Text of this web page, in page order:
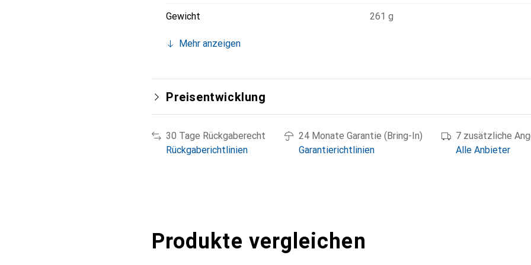
Gewicht 261 g
Mehr anzeigen
Preisentwicklung
30 Tage Rückgaberecht
Rückgaberichtlinien
24 Monate Garantie (Bring-In)
Garantierichtlinien
7 zusätzliche
Alle Anbieter
Produkte vergleichen